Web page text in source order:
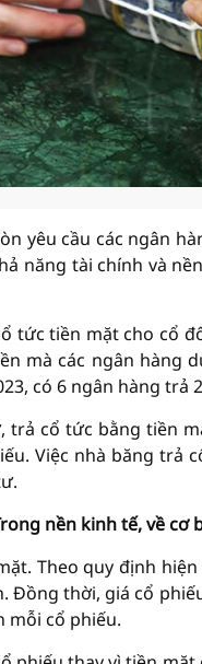
yêu cầu các ngân
năng tài chính và
tức tiền mặt cho cổ
mà các ngân
có 6 ngân hàng trả
trả cổ tức bằng tiền
Việc nhà băng trả
nền kinh tế, về cơ
Theo quy định
Đồng thời, giá cổ
mỗi cổ phiếu.